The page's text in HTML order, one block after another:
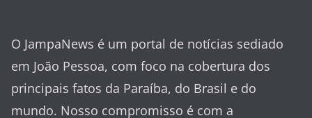
O JampaNews é um portal de notícias sediado
em João Pessoa, com foco na cobertura dos
principais fatos da Paraíba, do Brasil e do
mundo. Nosso compromisso é com a